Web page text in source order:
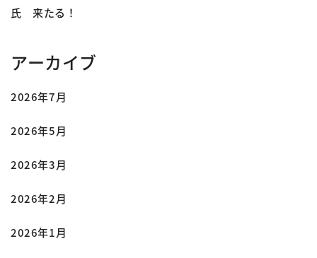
氏 来たる！
アーカイブ
2026年7月
2026年5月
2026年3月
2026年2月
2026年1月